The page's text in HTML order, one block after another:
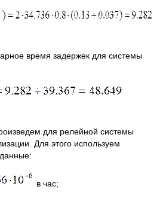
время задержек для системы
для релейной системы
Для этого используем
в час;